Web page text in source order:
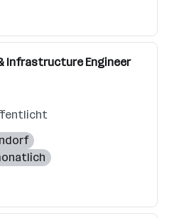
Infrastructure Engineer